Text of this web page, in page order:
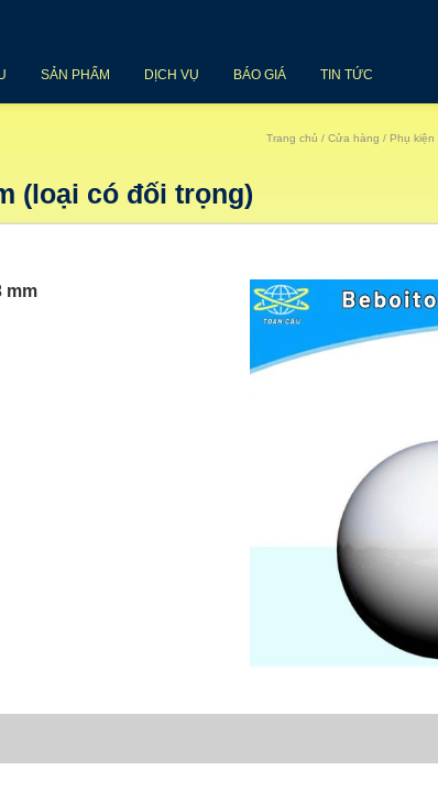
SẢN PHẨM DỊCH VỤ BÁO GIÁ TIN TỨC
Trang chủ / Cửa hàng / Phụ
(loại có đối trọng)
mm